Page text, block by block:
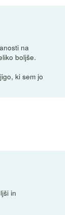
na
boljše.
ki sem jo
in